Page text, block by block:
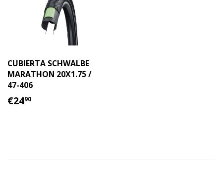
CUBIERTA SCHWALBE
MARATHON 20X1.75 /
47-406
PRECIO
€2490